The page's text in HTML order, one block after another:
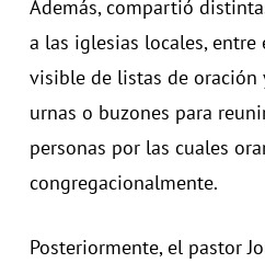
Además, compartió
a las iglesias locales,
visible de listas de
urnas o buzones para
personas por las cuales
congregacionalmente.
Posteriormente, el pastor